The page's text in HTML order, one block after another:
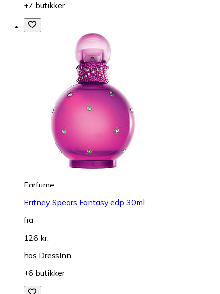
+7 butikker
Parfume
Britney Spears Fantasy edp 30ml
fra
126 kr.
hos DressInn
+6 butikker